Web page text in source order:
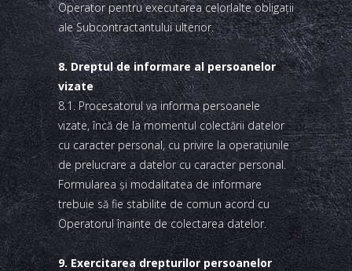
Operator pentru executarea celorlalte obligaţii
ale Subcontractantului ulterior.
8. Dreptul de informare al persoanelor
vizate
8.1. Procesatorul va informa persoanele
vizate, încă de la momentul colectării datelor
cu caracter personal, cu privire la operaţiunile
de prelucrare a datelor cu caracter personal.
Formularea şi modalitatea de informare
trebuie să fie stabilite de comun acord cu
Operatorul înainte de colectarea datelor.
9. Exercitarea drepturilor persoanelor